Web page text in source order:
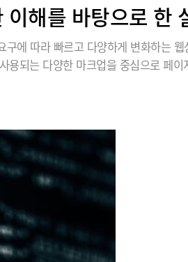
해를 바탕으로 한
구에 따라 빠르고 다양하게 변화하는
용되는 다양한 마크업을 중심으로 페